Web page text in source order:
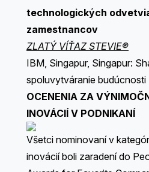
technologických
zamestnancov
ZLATÝ VÍŤAZ STEVIE®
IBM, Singapur, Singapur:
spoluvytváranie budúcnosti
OCENENIA ZA
INOVÁCIÍ V PODNIKANÍ
Všetci nominovaní v
inovácií boli zaradení do